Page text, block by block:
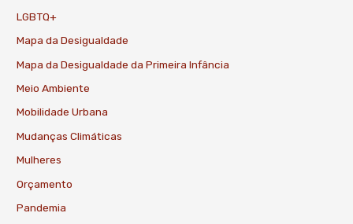
LGBTQ+
Mapa da Desigualdade
Mapa da Desigualdade da Primeira Infância
Meio Ambiente
Mobilidade Urbana
Mudanças Climáticas
Mulheres
Orçamento
Pandemia